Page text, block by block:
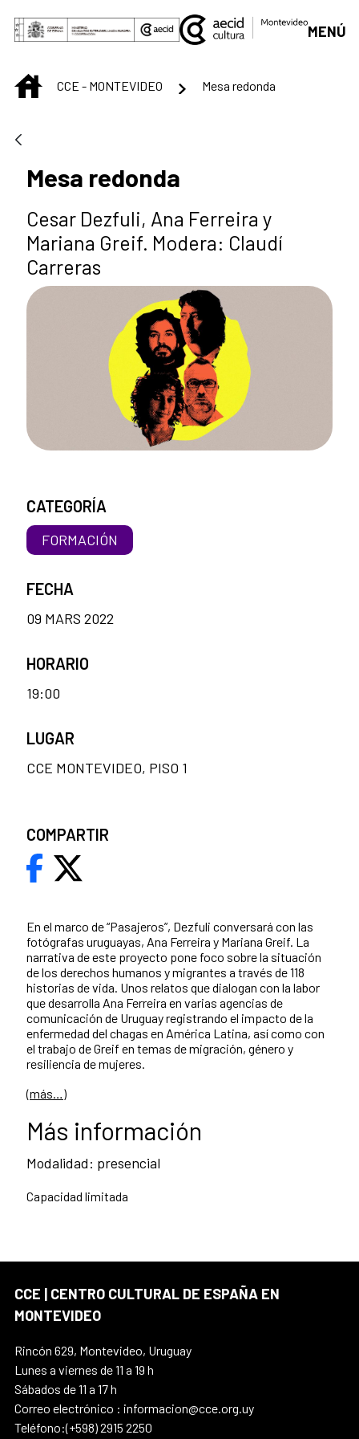
Saut au contenu principal
MENÚ
INICIOCCE - MONTEVIDEO Mesa redonda
Mesa redonda
Cesar Dezfuli, Ana Ferreira y
Mariana Greif. Modera: Claudí
Carreras
En el marco de “Pasajeros”, Dezfuli conversará con las
fotógrafas uruguayas, Ana Ferreira y Mariana Greif. La
narrativa de este proyecto pone foco sobre la situación
de los derechos humanos y migrantes a través de 118
historias de vida. Unos relatos que dialogan con la labor
que desarrolla Ana Ferreira en varias agencias de
comunicación de Uruguay registrando el impacto de la
enfermedad del chagas en América Latina, así como con
el trabajo de Greif en temas de migración, género y
resiliencia de mujeres.
(más…)
Más información
Modalidad: presencial
Capacidad limitada
CATEGORÍA
FORMACIÓN
FECHA
09 MARS 2022
HORARIO
19:00
LUGAR
CCE MONTEVIDEO, PISO 1
COMPARTIR
CCE | CENTRO CULTURAL DE ESPAÑA EN
MONTEVIDEO
Rincón 629, Montevideo, Uruguay
Lunes a viernes de 11 a 19 h
Sábados de 11 a 17 h
Correo electrónico : informacion@cce.org.uy
Teléfono:(+598) 2915 2250